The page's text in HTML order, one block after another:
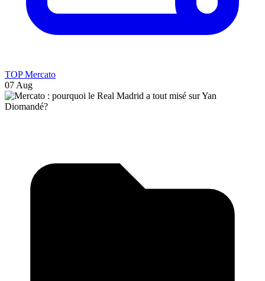
TOP Mercato
07 Aug